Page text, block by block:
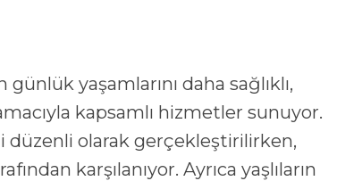
yaşamlarını daha sağlıklı,
kapsamlı hizmetler sunuyor.
düzenli olarak gerçekleştirilirken,
karşılanıyor. Ayrıca yaşlıların